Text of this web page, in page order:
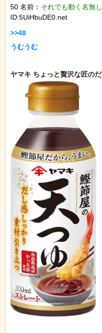
50 名前： それでも動く名無し
ID:5UiHbuDE0.net
>>48
うむうむ